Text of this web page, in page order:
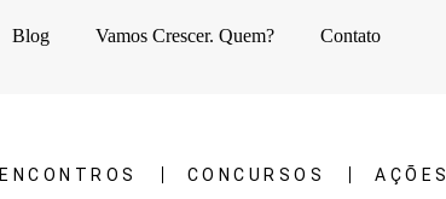
Blog Vamos Crescer. Quem? Contato
ENCONTROS CONCURSOS AÇÕES